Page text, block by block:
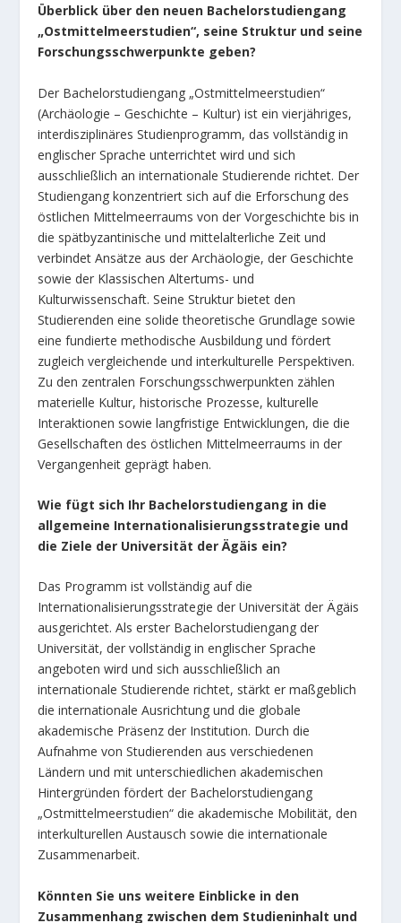
Überblick über den neuen Bachelorstudiengang
„Ostmittelmeerstudien“, seine Struktur und seine
Forschungsschwerpunkte geben?
Der Bachelorstudiengang „Ostmittelmeerstudien“
(Archäologie – Geschichte – Kultur) ist ein vierjähriges,
interdisziplinäres Studienprogramm, das vollständig in
englischer Sprache unterrichtet wird und sich
ausschließlich an internationale Studierende richtet. Der
Studiengang konzentriert sich auf die Erforschung des
östlichen Mittelmeerraums von der Vorgeschichte bis in
die spätbyzantinische und mittelalterliche Zeit und
verbindet Ansätze aus der Archäologie, der Geschichte
sowie der Klassischen Altertums- und
Kulturwissenschaft. Seine Struktur bietet den
Studierenden eine solide theoretische Grundlage sowie
eine fundierte methodische Ausbildung und fördert
zugleich vergleichende und interkulturelle Perspektiven.
Zu den zentralen Forschungsschwerpunkten zählen
materielle Kultur, historische Prozesse, kulturelle
Interaktionen sowie langfristige Entwicklungen, die die
Gesellschaften des östlichen Mittelmeerraums in der
Vergangenheit geprägt haben.
Wie fügt sich Ihr Bachelorstudiengang in die
allgemeine Internationalisierungsstrategie und
die Ziele der Universität der Ägäis ein?
Das Programm ist vollständig auf die
Internationalisierungsstrategie der Universität der Ägäis
ausgerichtet. Als erster Bachelorstudiengang der
Universität, der vollständig in englischer Sprache
angeboten wird und sich ausschließlich an
internationale Studierende richtet, stärkt er maßgeblich
die internationale Ausrichtung und die globale
akademische Präsenz der Institution. Durch die
Aufnahme von Studierenden aus verschiedenen
Ländern und mit unterschiedlichen akademischen
Hintergründen fördert der Bachelorstudiengang
„Ostmittelmeerstudien“ die akademische Mobilität, den
interkulturellen Austausch sowie die internationale
Zusammenarbeit.
Könnten Sie uns weitere Einblicke in den
Zusammenhang zwischen dem Studieninhalt und